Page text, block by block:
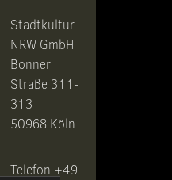
Stadtkultur
NRW GmbH
Bonner
Straße 311-
313
50968 Köln
Telefon +49